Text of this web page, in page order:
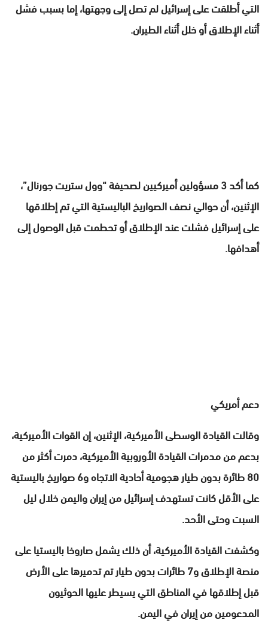
التي أطلقت على إسرائيل لم تصل إلى وجهتها، إما بسبب فشل
أثناء الإطلاق أو خلل أثناء الطيران.
كما أكد 3 مسؤولين أميركيين لصحيفة “وول ستريت جورنال”،
الإثنين، أن حوالي نصف الصواريخ الباليستية التي تم إطلاقها
على إسرائيل فشلت عند الإطلاق أو تحطمت قبل الوصول إلى
أهدافها.
دعم أمريكي
وقالت القيادة الوسطى الأميركية، الإثنين، إن القوات الأميركية،
بدعم من مدمرات القيادة الأوروبية الأميركية، دمرت أكثر من
80 طائرة بدون طيار هجومية أحادية الاتجاه و6 صواريخ باليستية
على الأقل كانت تستهدف إسرائيل من إيران واليمن خلال ليل
السبت وحتى الأحد.
وكشفت القيادة الأميركية، أن ذلك يشمل صاروخا باليستيا على
منصة الإطلاق و7 طائرات بدون طيار تم تدميرها على الأرض
قبل إطلاقها في المناطق التي يسيطر عليها الحوثيون
المدعومين من إيران في اليمن.